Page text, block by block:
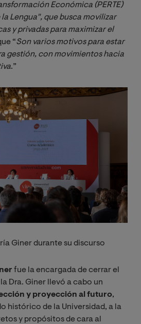
Económica (PERTE)
Lengua", que busca movilizar
y privadas para maximizar el
“Son varios motivos para estar
gestión, con movimientos hacia
.”
Image
Giner durante su discurso
fue la encargada de cerrar el
Dra. Giner llevó a cabo un
y proyección al futuro,
histórico de la Universidad, a la
y propósitos de cara al